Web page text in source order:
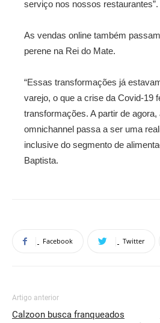
serviço nos nossos restaurantes”.
As vendas online também
perene na Rei do Mate.
“Essas transformações já
varejo, o que a crise da Covid-19
transformações. A partir de agora,
omnichannel passa a ser uma
inclusive do segmento de
Baptista.
Facebook Twitter
Artigo anterior
Calzoon busca franqueados